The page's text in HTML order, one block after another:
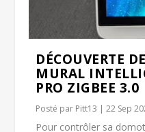
DÉCOUVERTE
MURAL
PRO ZIGBEE 3.0
Posté par Pitt13 |22 Sep
Pour contrôler sa